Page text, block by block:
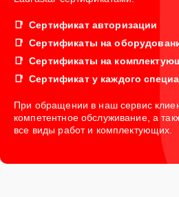
Сертификат авторизации
Сертификаты на
Сертификаты на
Сертификат у каждого
При обращении в наш сервис
компетентное обслуживание, а
все виды работ и комплектующих.